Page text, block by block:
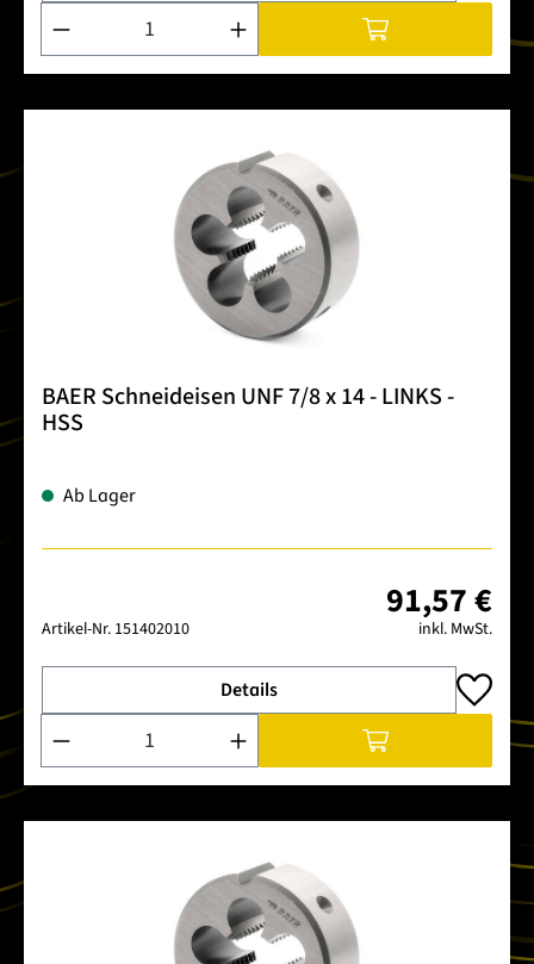
Produkt Anzahl: Gib den gewünschten Wert ein oder
BAER Schneideisen UNF 7/8 x 14 - LINKS -
HSS
Ab Lager
Artikel-Nr. 151402010
91,57 €
inkl. MwSt.
Details
Produkt Anzahl: Gib den gewünschten Wert ein oder